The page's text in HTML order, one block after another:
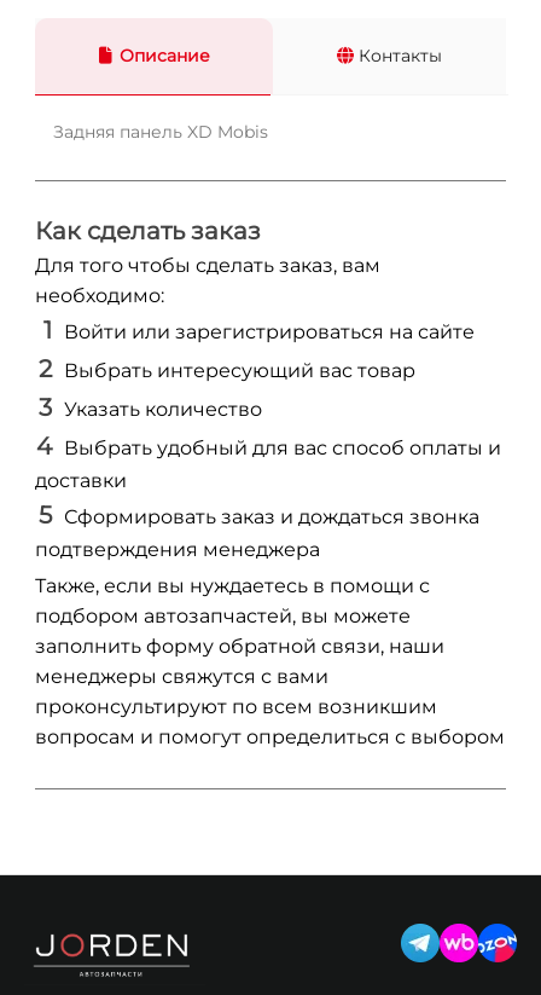
Описание Контакты
Задняя панель XD Mobis
Как сделать заказ
Для того чтобы сделать заказ, вам
необходимо:
Войти или зарегистрироваться на сайте
Выбрать интересующий вас товар
Указать количество
Выбрать удобный для вас способ оплаты и
доставки
Сформировать заказ и дождаться звонка
подтверждения менеджера
Также, если вы нуждаетесь в помощи с
подбором автозапчастей, вы можете
заполнить форму обратной связи, наши
менеджеры свяжутся с вами
проконсультируют по всем возникшим
вопросам и помогут определиться с выбором